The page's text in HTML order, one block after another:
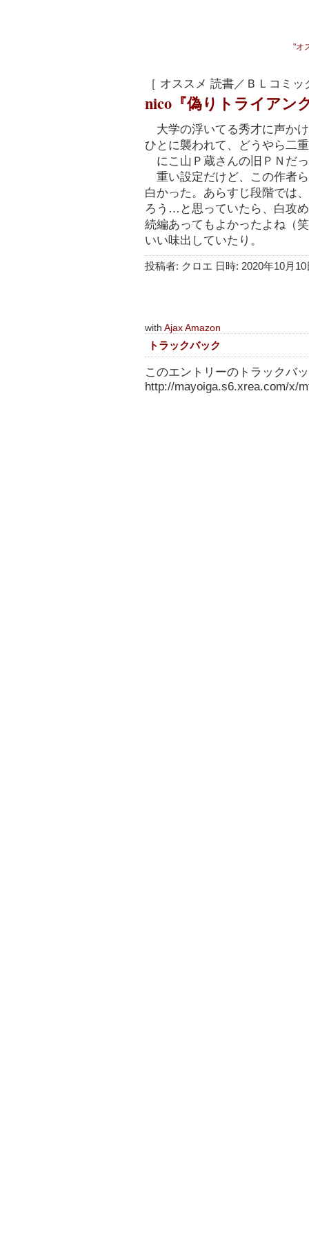
"オ
［ オススメ 読書／ＢＬコミッ
nico『偽りトライアン
大学の浮いてる秀才に声か
ひとに襲われて、どうやら二
にこ山Ｐ蔵さんの旧ＰＮだ
重い設定だけど、この作者
白かった。あらすじ段階では
ろう…と思っていたら、白攻
続編あってもよかったよね（
いい味出していたり。
投稿者: クロエ 日時: 2020年10月10
with Ajax Amazon
トラックバック
このエントリーのトラックバ
http://mayoiga.s6.xrea.com/x/